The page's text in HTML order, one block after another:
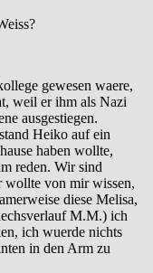
gewesen waere,
weil er ihm als Nazi
ausgestiegen.
Heiko auf ein
haben wollte,
reden. Wir sind
wollte von mir wissen,
diese Melisa,
M.M.) ich
ich wuerde nichts
in den Arm zu